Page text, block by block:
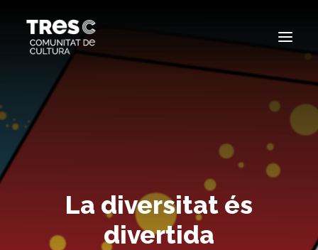
EDICIONS ANTERIORS
La diversitat és
divertida